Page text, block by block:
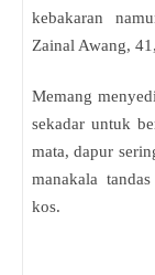
kebakaran
Zainal Awang,
Memang
sekadar untuk
mata, dapur
manakala
kos.